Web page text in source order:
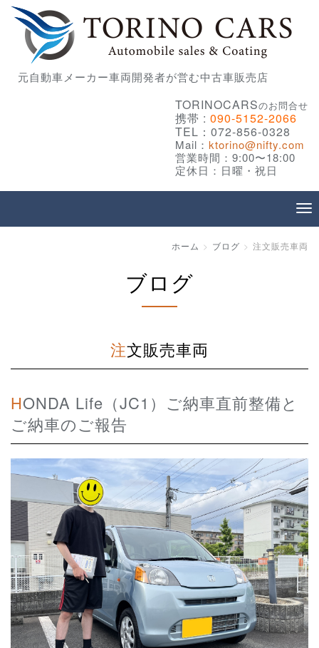
元自動車メーカー車両開発者が営む中古車販売店
TORINOCARSのお問合せ
携帯 : 090-5152-2066
TEL：072-856-0328
Mail： ktorino@nifty.com
営業時間：9:00〜18:00
定休日：日曜・祝日
ホーム ブログ 注文販売車両
ブログ
注文販売車両
HONDA Life（JC1）ご納車直前整備と
ご納車のご報告